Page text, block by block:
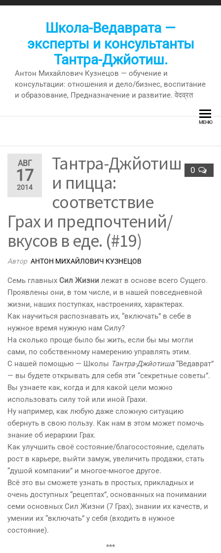
Перейти
Школа-Ведаврата —
эксперты и консультанты
Тантра-Джйотиш.
Антон Михайлович Кузнецов — обучение и
консультации: отношения и дело/бизнес, воспитание
и образование, Предназначение и развитие. वेदव्रत
МЕНЮ
АВГ
17
2014
0
Тантра-Джйотиш
и пицца:
соответствие
Грах и предпочтений/
вкусов в еде. (#19)
Автор АНТОН МИХАЙЛОВИЧ КУЗНЕЦОВ
Семь главных Сил Жизни лежат в основе всего Сущего.
Проявлены они, в том числе, и в нашей повседневной
жизни, наших поступках, настроениях, характерах.
Как научиться распознавать их, “включать” в себе в
нужное время нужную нам Силу?
На сколько проще было бы жить, если бы мы могли
сами, по собственному намерению управлять этим.
С нашей помощью — Школы Тантра-Джйотиша“Ведаврат”
— вы будете открывать для себя эти “секретные советы”.
Вы узнаете как, когда и для какой цели можно
использовать силу той или иной Грахи.
Ну например, как любую даже сложную ситуацию
обернуть в свою пользу. Как нам в этом может помочь
знание об иерархии Грах.
Как улучшить своё состояние/благосостояние, сделать
рост в карьере, выйти замуж, увеличить продажи, стать
“душой компании” и многое-многое другое.
Всё это вы сможете узнать в простых, прикладных и
очень доступных “рецептах”, основанных на понимании
семи основных Сил Жизни (7 Грах), знании их качеств, и
умении их “включать” у себя (входить в нужное
состояние).
***